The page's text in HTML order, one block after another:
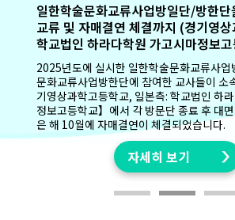
자세히 보기
자세히 보기
일한학술문화교류사업방일단/방한
교류 및 자매결연 체결까지 (경기영
학교법인 하라다학원 가고시마정보
2025년도에 실시한 일한학술문화교류사업
문화교류사업방한단에 참여한 교사들이 소
기영상과학고등학교, 일본측: 학교법인 하
정보고등학교】에서 각 방문단 종료 후 대
은 해 10월에 자매결연이 체결되었습니다.
자세히 보기
자세히 보기
자세히 보기